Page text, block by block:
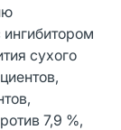
сухого
7,9 %,